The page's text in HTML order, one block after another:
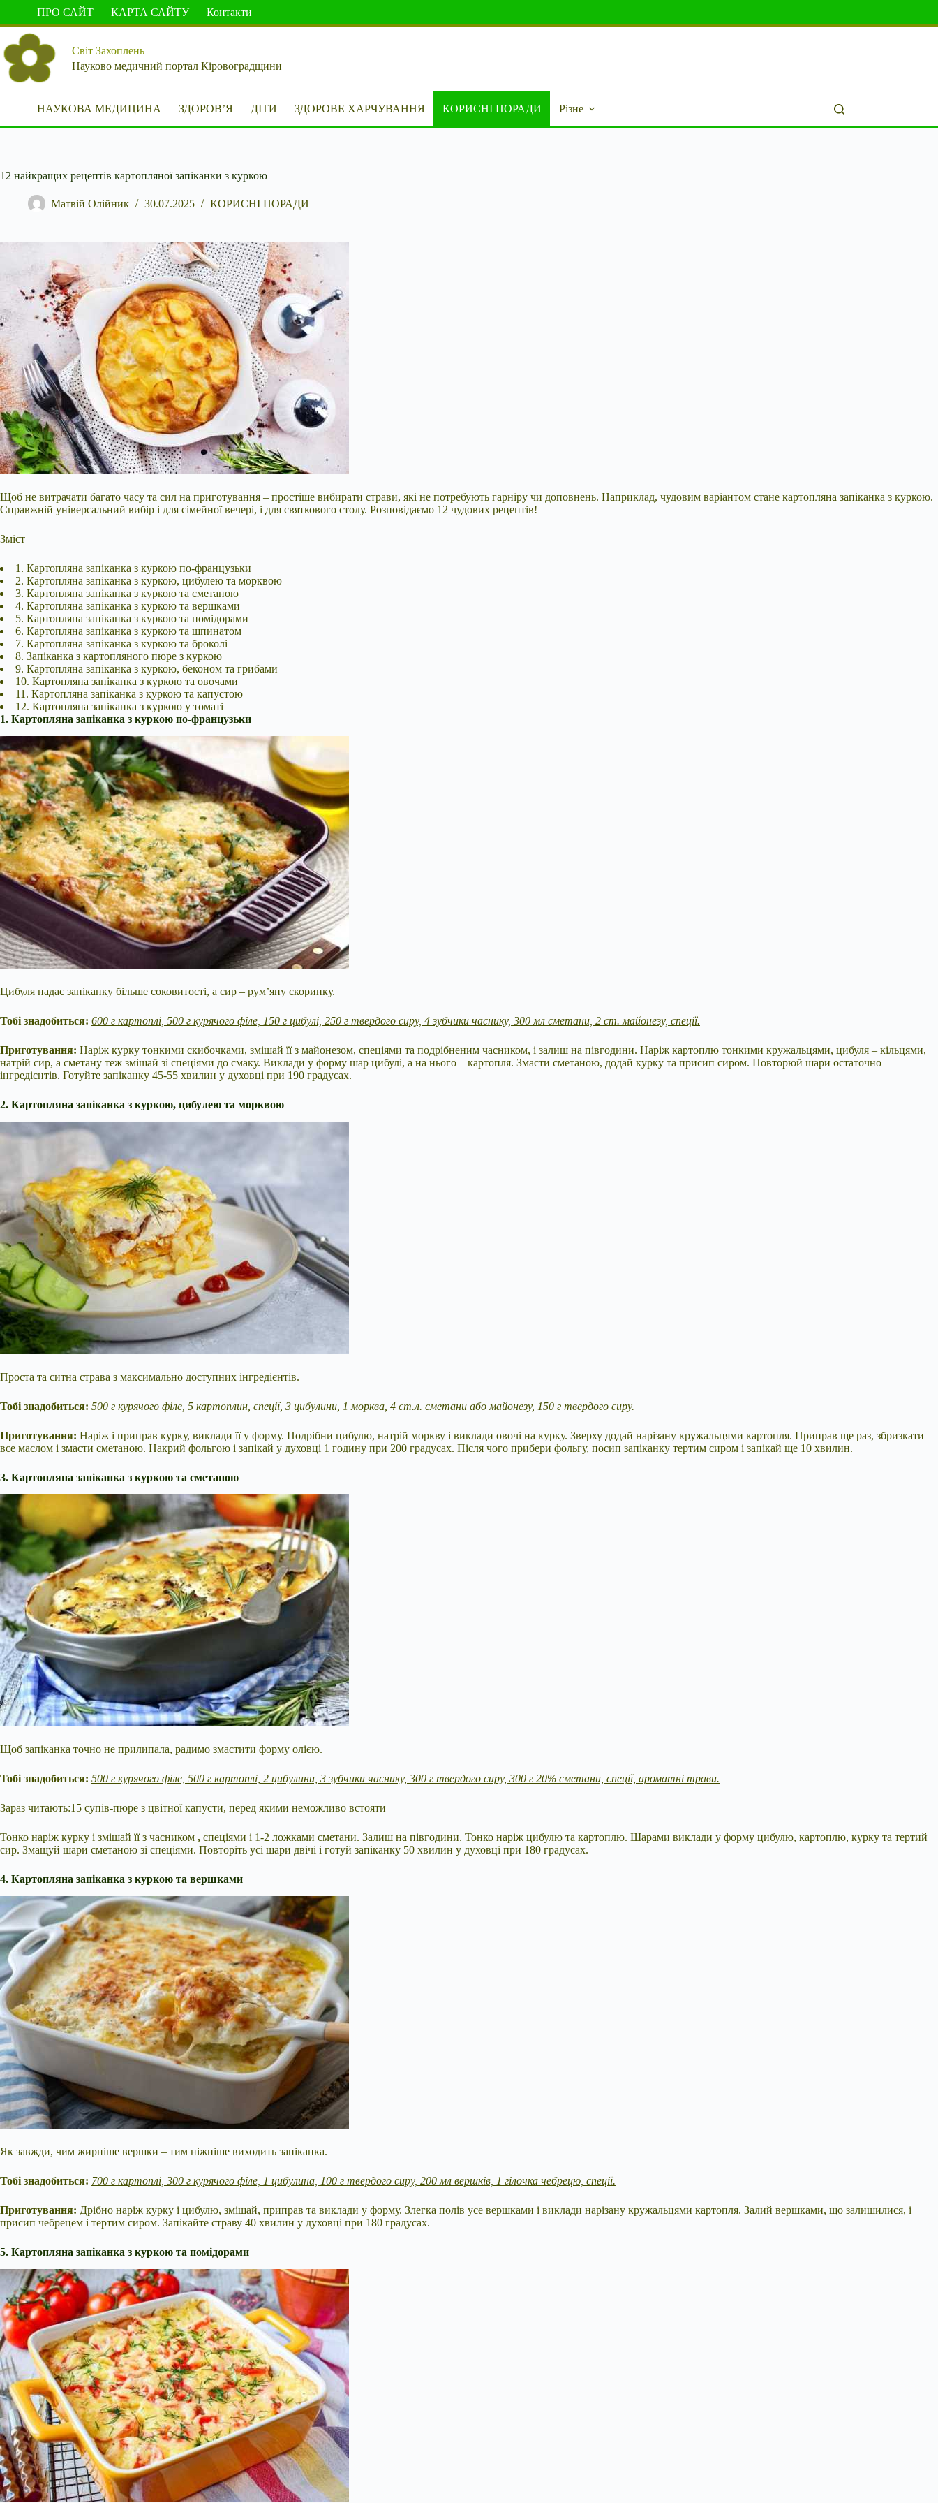
вмісту
ПРО САЙТ КАРТА САЙТУ Контакти
Світ Захоплень
Науково медичний портал Кіровоградщини
НАУКОВА МЕДИЦИНА ЗДОРОВ’Я ДІТИ ЗДОРОВЕ ХАРЧУВАННЯ КОРИСНІ ПОРАДИ Різне
12 найкращих рецептів картопляної запіканки з куркою
Матвій Олійник 30.07.2025 КОРИСНІ ПОРАДИ
Щоб не витрачати багато часу та сил на приготування – простіше вибирати страви, які не потребують гарніру чи доповнень. Наприклад, чудовим варіантом стане картопляна запіканка з куркою.
Справжній універсальний вибір і для сімейної вечері, і для святкового столу. Розповідаємо 12 чудових рецептів!
Зміст
1. Картопляна запіканка з куркою по-французьки
2. Картопляна запіканка з куркою, цибулею та морквою
3. Картопляна запіканка з куркою та сметаною
4. Картопляна запіканка з куркою та вершками
5. Картопляна запіканка з куркою та помідорами
6. Картопляна запіканка з куркою та шпинатом
7. Картопляна запіканка з куркою та броколі
8. Запіканка з картопляного пюре з куркою
9. Картопляна запіканка з куркою, беконом та грибами
10. Картопляна запіканка з куркою та овочами
11. Картопляна запіканка з куркою та капустою
12. Картопляна запіканка з куркою у томаті
1. Картопляна запіканка з куркою по-французьки
Цибуля надає запіканку більше соковитості, а сир – рум’яну скоринку.
Тобі знадобиться: 600 г картоплі, 500 г курячого філе, 150 г цибулі, 250 г твердого сиру, 4 зубчики часнику, 300 мл сметани, 2 ст. майонезу, спеції.
Приготування: Наріж курку тонкими скибочками, змішай її з майонезом, спеціями та подрібненим часником, і залиш на півгодини. Наріж картоплю тонкими кружальцями, цибуля – кільцями,
натрій сир, а сметану теж змішай зі спеціями до смаку. Виклади у форму шар цибулі, а на нього – картопля. Змасти сметаною, додай курку та присип сиром. Повторюй шари остаточно
інгредієнтів. Готуйте запіканку 45-55 хвилин у духовці при 190 градусах.
2. Картопляна запіканка з куркою, цибулею та морквою
Проста та ситна страва з максимально доступних інгредієнтів.
Тобі знадобиться: 500 г курячого філе, 5 картоплин, спеції, 3 цибулини, 1 морква, 4 ст.л. сметани або майонезу, 150 г твердого сиру.
Приготування: Наріж і приправ курку, виклади її у форму. Подрібни цибулю, натрій моркву і виклади овочі на курку. Зверху додай нарізану кружальцями картопля. Приправ ще раз, збризкати
все маслом і змасти сметаною. Накрий фольгою і запікай у духовці 1 годину при 200 градусах. Після чого прибери фольгу, посип запіканку тертим сиром і запікай ще 10 хвилин.
3. Картопляна запіканка з куркою та сметаною
Щоб запіканка точно не прилипала, радимо змастити форму олією.
Тобі знадобиться: 500 г курячого філе, 500 г картоплі, 2 цибулини, 3 зубчики часнику, 300 г твердого сиру, 300 г 20% сметани, спеції, ароматні трави.
Зараз читають:15 супів-пюре з цвітної капусти, перед якими неможливо встояти
Тонко наріж курку і змішай її з часником , спеціями і 1-2 ложками сметани. Залиш на півгодини. Тонко наріж цибулю та картоплю. Шарами виклади у форму цибулю, картоплю, курку та тертий
сир. Змащуй шари сметаною зі спеціями. Повторіть усі шари двічі і готуй запіканку 50 хвилин у духовці при 180 градусах.
4. Картопляна запіканка з куркою та вершками
Як завжди, чим жирніше вершки – тим ніжніше виходить запіканка.
Тобі знадобиться: 700 г картоплі, 300 г курячого філе, 1 цибулина, 100 г твердого сиру, 200 мл вершків, 1 гілочка чебрецю, спеції.
Приготування: Дрібно наріж курку і цибулю, змішай, приправ та виклади у форму. Злегка полів усе вершками і виклади нарізану кружальцями картопля. Залий вершками, що залишилися, і
присип чебрецем і тертим сиром. Запікайте страву 40 хвилин у духовці при 180 градусах.
5. Картопляна запіканка з куркою та помідорами